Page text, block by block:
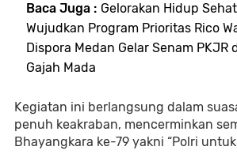
Baca Juga : Gelorakan Hidup
Wujudkan Program Prioritas Rico
Dispora Medan Gelar Senam PKJR
Gajah Mada
Kegiatan ini berlangsung dalam
penuh keakraban, mencerminkan
Bhayangkara ke-79 yakni “Polri untuk